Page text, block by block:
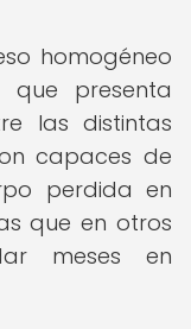
homogéneo
presenta
las distintas
capaces de
perdida en
que en otros
meses en